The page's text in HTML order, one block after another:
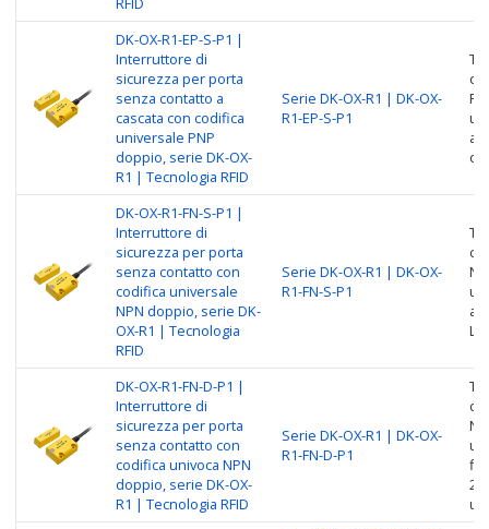
DK-OX-R1-EP-S-P1 |
Interruttore di
sicurezza per porta
senza contatto a
cascata con codifica
universale PNP
doppio, serie DK-OX-
R1 | Tecnologia RFID
Serie DK-OX-R1 | DK-OX-
R1-EP-S-P1
a
DK-OX-R1-FN-S-P1 |
Interruttore di
sicurezza per porta
senza contatto con
codifica universale
NPN doppio, serie DK-
OX-R1 | Tecnologia
RFID
Serie DK-OX-R1 | DK-OX-
R1-FN-S-P1
a
DK-OX-R1-FN-D-P1 |
Interruttore di
sicurezza per porta
senza contatto con
codifica univoca NPN
doppio, serie DK-OX-
R1 | Tecnologia RFID
Serie DK-OX-R1 | DK-OX-
R1-FN-D-P1
fili